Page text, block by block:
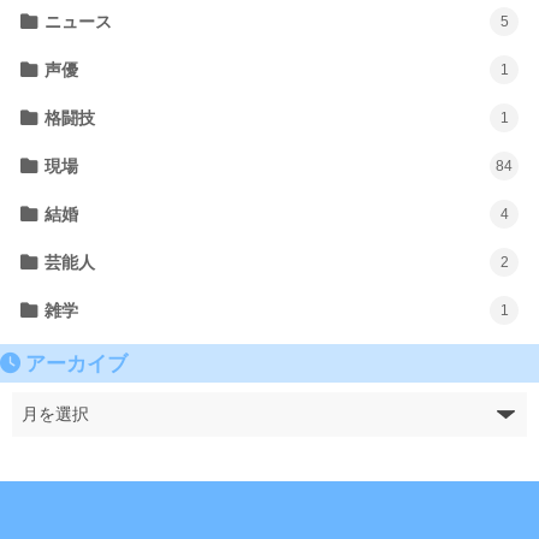
ニュース 5
声優 1
格闘技 1
現場 84
結婚 4
芸能人 2
雑学 1
アーカイブ